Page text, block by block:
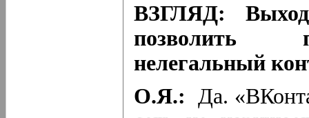
ВЗГЛЯД:
позволить
нелегальный
О.Я.: Да.